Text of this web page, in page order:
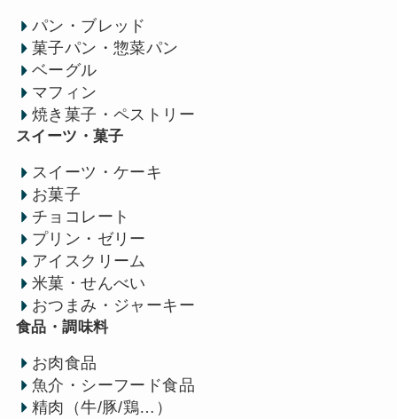
パン・ブレッド
菓子パン・惣菜パン
ベーグル
マフィン
焼き菓子・ペストリー
スイーツ・菓子
スイーツ・ケーキ
お菓子
チョコレート
プリン・ゼリー
アイスクリーム
米菓・せんべい
おつまみ・ジャーキー
食品・調味料
お肉食品
魚介・シーフード食品
精肉（牛/豚/鶏…）